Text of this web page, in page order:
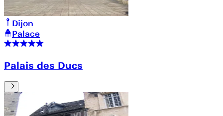
Dijon
Palace
Palais des Ducs